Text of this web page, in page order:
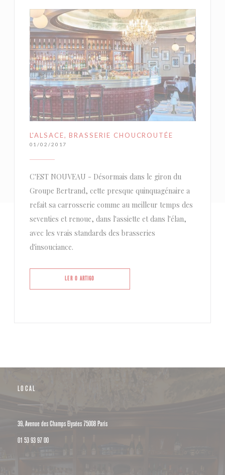
L'ALSACE, BRASSERIE CHOUCROUTÉE
01/02/2017
C'EST NOUVEAU - Désormais dans le giron du
Groupe Bertrand, cette presque quinquagénaire a
refait sa carrosserie comme au meilleur temps des
seventies et renoue, dans l'assiette et dans l'élan,
avec les vrais standards des brasseries
d'insouciance.
LER O ARTIGO
LOCAL
39, Avenue des Champs Elysées 75008 Paris((abre numa nova janela))
01 53 93 97 00